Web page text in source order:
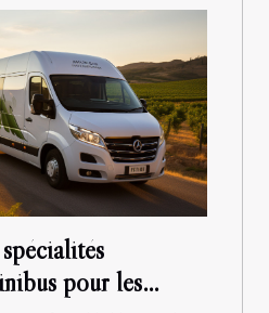
pour les